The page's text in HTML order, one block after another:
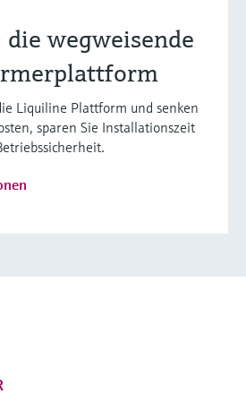
wegweisende
Liquiline Plattform und senken
sparen Sie Installationszeit